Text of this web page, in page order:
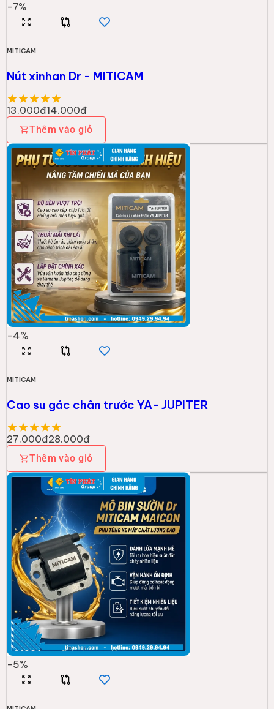
-7%
MITICAM
Nút xinhan Dr - MITICAM
13.000đ14.000đ
Thêm vào giỏ
-4%
MITICAM
Cao su gác chân trước YA- JUPITER
27.000đ28.000đ
Thêm vào giỏ
-5%